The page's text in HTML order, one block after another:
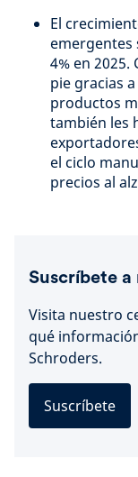
El
emergentes
4% en
pie gracias
productos
también les
el ciclo
precios al
Suscríbete
Visita nuestro
qué
Schroders.
Suscríbete